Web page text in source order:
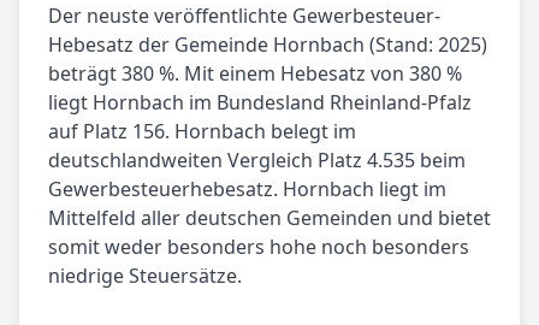
Der neuste veröffentlichte Gewerbesteuer-
Hebesatz der Gemeinde Hornbach (Stand: 2025)
beträgt 380 %. Mit einem Hebesatz von 380 %
liegt Hornbach im Bundesland Rheinland-Pfalz
auf Platz 156. Hornbach belegt im
deutschlandweiten Vergleich Platz 4.535 beim
Gewerbesteuerhebesatz. Hornbach liegt im
Mittelfeld aller deutschen Gemeinden und bietet
somit weder besonders hohe noch besonders
niedrige Steuersätze.